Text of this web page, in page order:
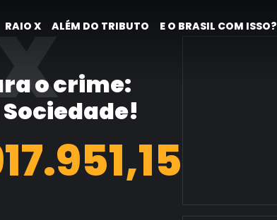
RAIO X ALÉM DO TRIBUTO E O BRASIL COM ISSO?
o crime: